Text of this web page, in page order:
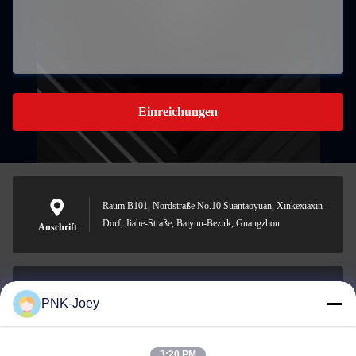
Einreichungen
Anschrift
Raum B101, Nordstraße No.10 Suantaoyuan, Xinkexiaxin-
Dorf, Jiahe-Straße, Baiyun-Bezirk, Guangzhou
E-Mail-Adresse
PNK-Joey